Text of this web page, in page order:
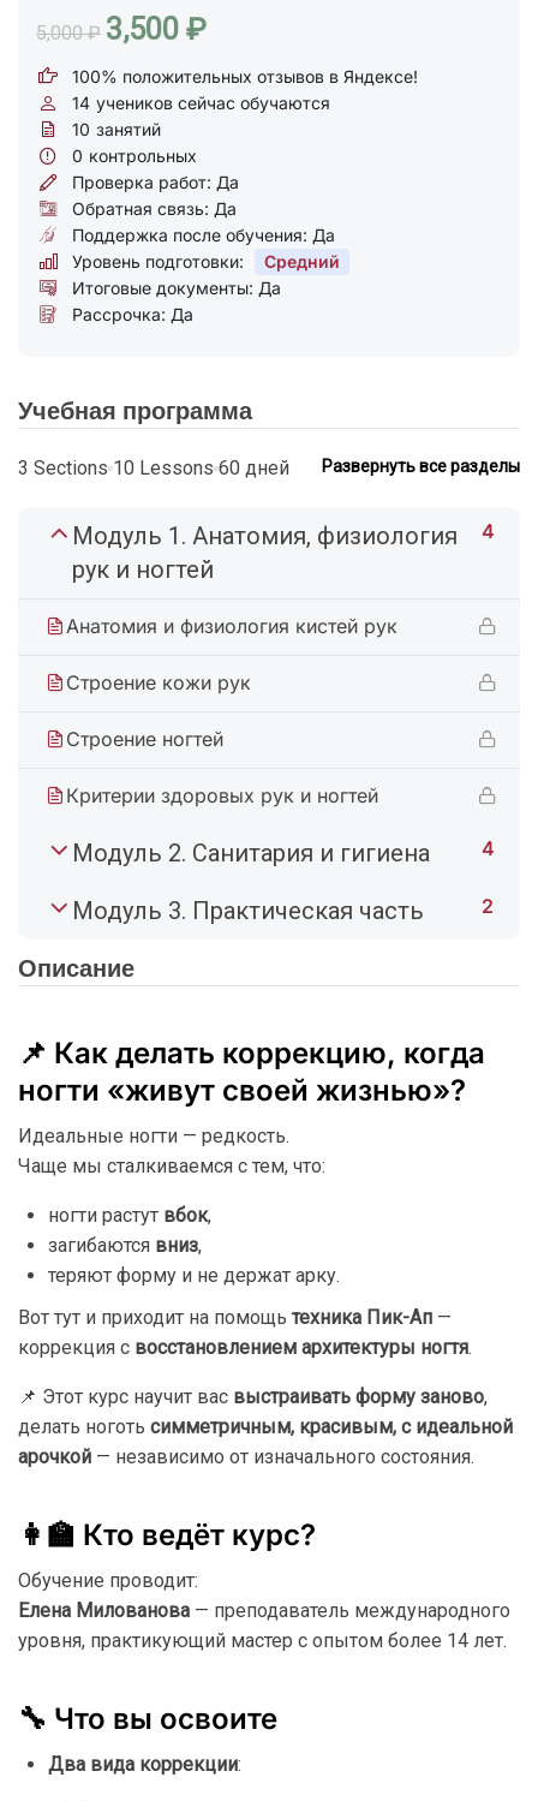
Учебная программа
3 Sections 10 Lessons 60 дней Развернуть все разделы
Модуль 1. Анатомия, физиология
рук и ногтей
4
Анатомия и физиология кистей рук
Строение кожи рук
Строение ногтей
Критерии здоровых рук и ногтей
Модуль 2. Санитария и гигиена 4
Модуль 3. Практическая часть 2
Описание
📌 Как делать коррекцию, когда
ногти «живут своей жизнью»?
Идеальные ногти — редкость.
Чаще мы сталкиваемся с тем, что:
ногти растут вбок,
загибаются вниз,
теряют форму и не держат арку.
Вот тут и приходит на помощь техника Пик-Ап —
коррекция с восстановлением архитектуры ногтя.
📌 Этот курс научит вас выстраивать форму заново,
делать ноготь симметричным, красивым, с идеальной
арочкой — независимо от изначального состояния.
👩‍🏫 Кто ведёт курс?
Обучение проводит:
Елена Милованова — преподаватель международного
уровня, практикующий мастер с опытом более 14 лет.
🔧 Что вы освоите
Два вида коррекции:
5,000 ₽ 3,500 ₽
100% положительных отзывов в Яндексе!
14 учеников сейчас обучаются
10 занятий
0 контрольных
Проверка работ: Да
Обратная связь: Да
Поддержка после обучения: Да
Уровень подготовки:
Средний
Итоговые документы: Да
Рассрочка: Да